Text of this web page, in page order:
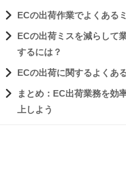
ECの出荷作業でよくある
ECの出荷ミスを減らして
するには？
ECの出荷に関するよくあ
まとめ：EC出荷業務を効
上しよう